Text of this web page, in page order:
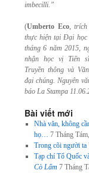
imbecilli.”
(Umberto Eco,
thực hiện tại Đại học
tháng 6 năm 2015,
nhận học vị Tiến
Truyền thông và
đại chúng. Nguyên
báo La Stampa
Bài viết mới
Nhà văn, không
họ… 7 Tháng
Trong cõi người ta
Tạp chí Tổ Quốc
Cò Lấm 7 Tháng